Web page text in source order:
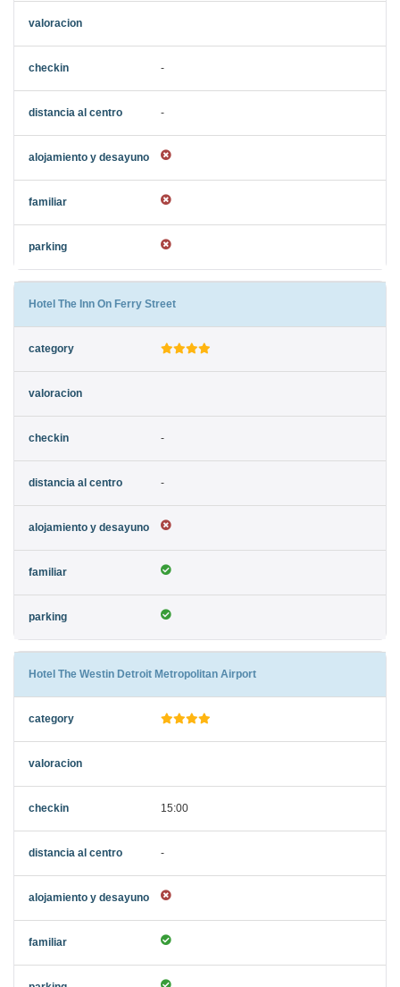
-
-
Hotel The Inn On Ferry Street
-
-
Hotel The Westin Detroit Metropolitan Airport
15:00
-